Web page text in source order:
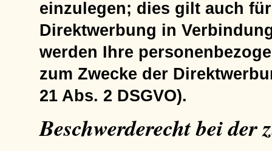
einzulegen; dies gilt auch
Direktwerbung in
werden Ihre
zum Zwecke der
21 Abs. 2 DSGVO).
Beschwerderecht bei der